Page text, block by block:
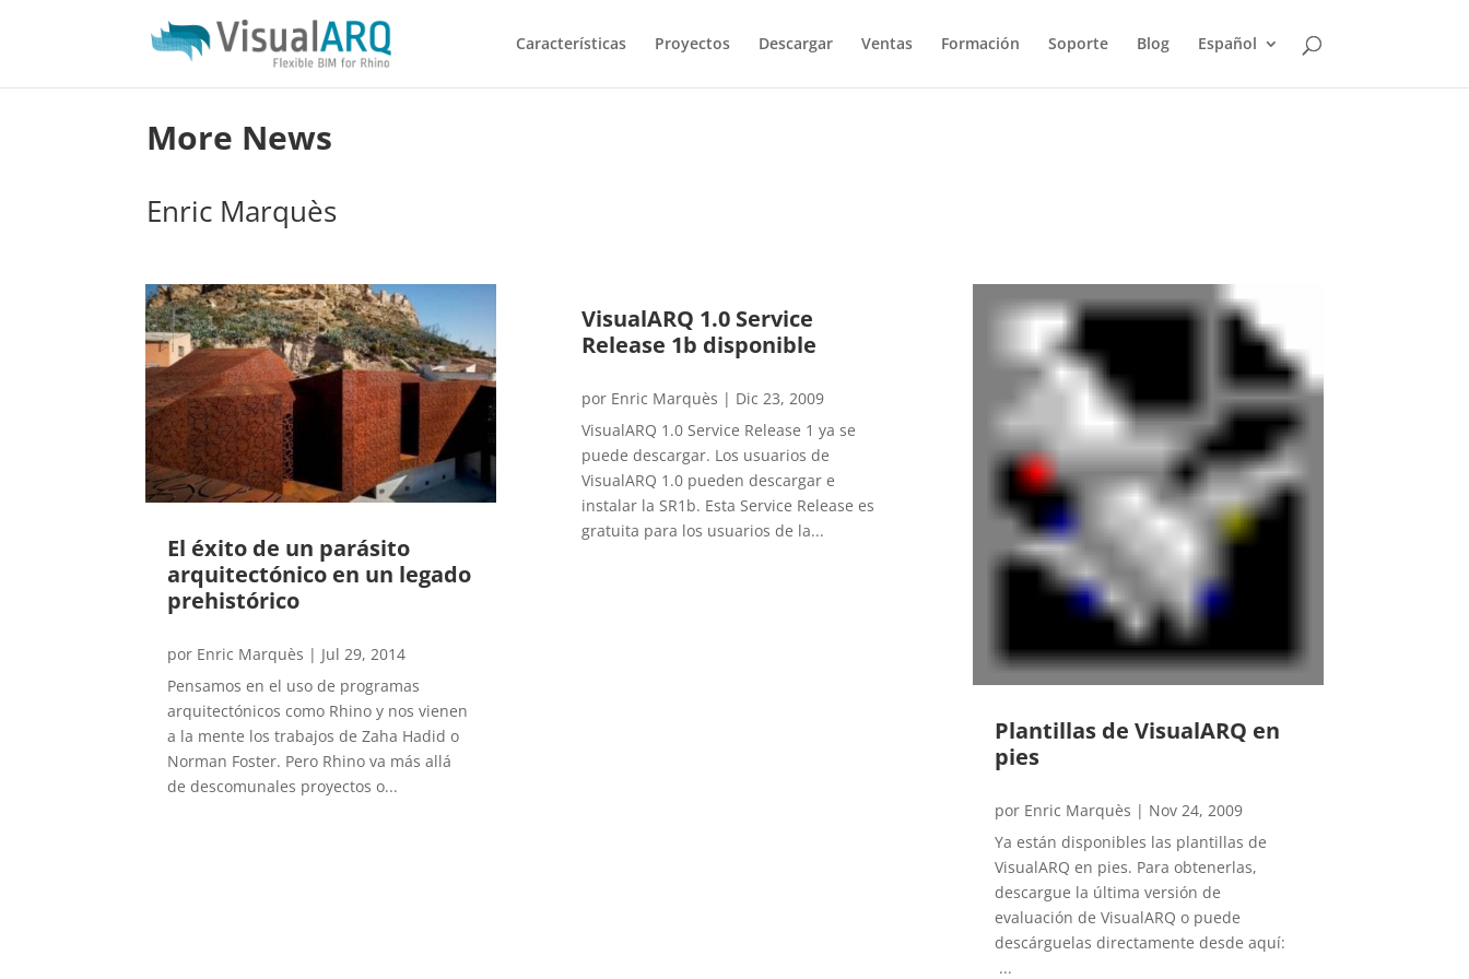
Características Proyectos Descargar Ventas Formación Soporte Blog Español
More News
Enric Marquès
El éxito de un parásito
arquitectónico en un legado
prehistórico
por Enric Marquès | Jul 29, 2014
Pensamos en el uso de programas
arquitectónicos como Rhino y nos vienen
a la mente los trabajos de Zaha Hadid o
Norman Foster. Pero Rhino va más allá
de descomunales proyectos o...
VisualARQ 1.0 Service
Release 1b disponible
por Enric Marquès | Dic 23, 2009
VisualARQ 1.0 Service Release 1 ya se
puede descargar. Los usuarios de
VisualARQ 1.0 pueden descargar e
instalar la SR1b. Esta Service Release es
gratuita para los usuarios de la...
Plantillas de VisualARQ en
pies
por Enric Marquès | Nov 24, 2009
Ya están disponibles las plantillas de
VisualARQ en pies. Para obtenerlas,
descargue la última versión de
evaluación de VisualARQ o puede
descárguelas directamente desde aquí:
...